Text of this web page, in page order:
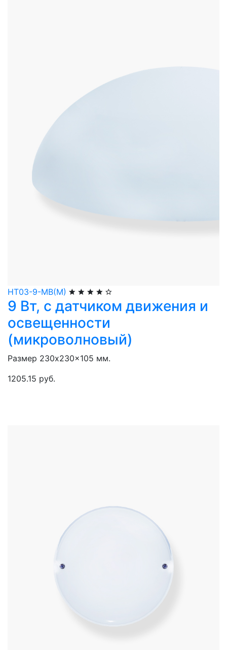
НТ03-9-МВ(М)
9 Вт, с датчиком движения и
освещенности
(микроволновый)
Размер 230x230x105 мм.
1205.15 руб.